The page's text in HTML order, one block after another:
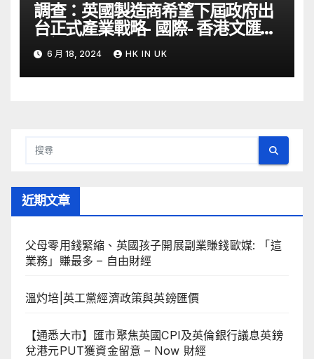
調查：英國製造商希望下屆政府出
台正式產業戰略- 國際- 香港文匯網
– 文匯報
6 月 18, 2024 HK IN UK
近期文章
父母零用錢緊縮、英國孩子開展副業賺錢歐媒: 「這
業務」賺最多 – 自由財經
溫灼培|英工黨經濟政策與英鎊匯價
【通悉大市】匯市聚焦英國CPI及英倫銀行議息英鎊
兌港元PUT獲資金留意 – Now 財經